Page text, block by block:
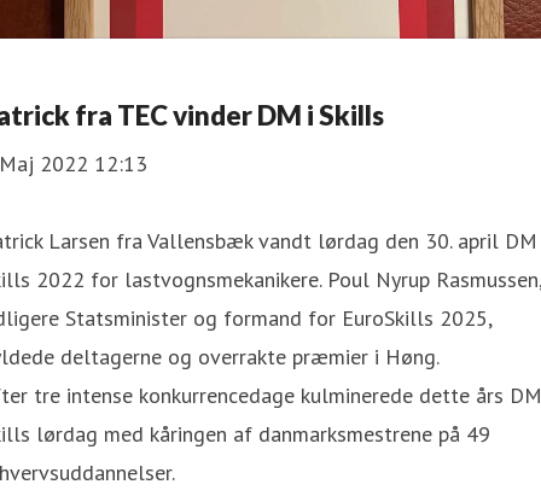
fra TEC vinder DM i Skills
2022 12:13
Larsen fra Vallensbæk vandt lørdag den 30. april
2022 for lastvognsmekanikere. Poul Nyrup Rasmussen,
Statsminister og formand for EuroSkills 2025,
deltagerne og overrakte præmier i Høng.
tre intense konkurrencedage kulminerede dette års
lørdag med kåringen af danmarksmestrene på 49